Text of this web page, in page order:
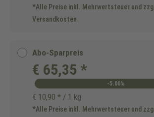
*Alle Preise inkl. Mehrwertsteuer und zzgl.
Versandkosten
Abo-Sparpreis
€ 65,35 *
-5.00%
€ 10,90 * / 1 kg
*Alle Preise inkl. Mehrwertsteuer und zzgl.